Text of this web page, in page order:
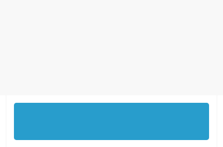
dalam
peristiwa